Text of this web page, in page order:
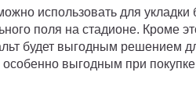
использовать для укладки
поля на стадионе. Кроме
будет выгодным решением
выгодным при